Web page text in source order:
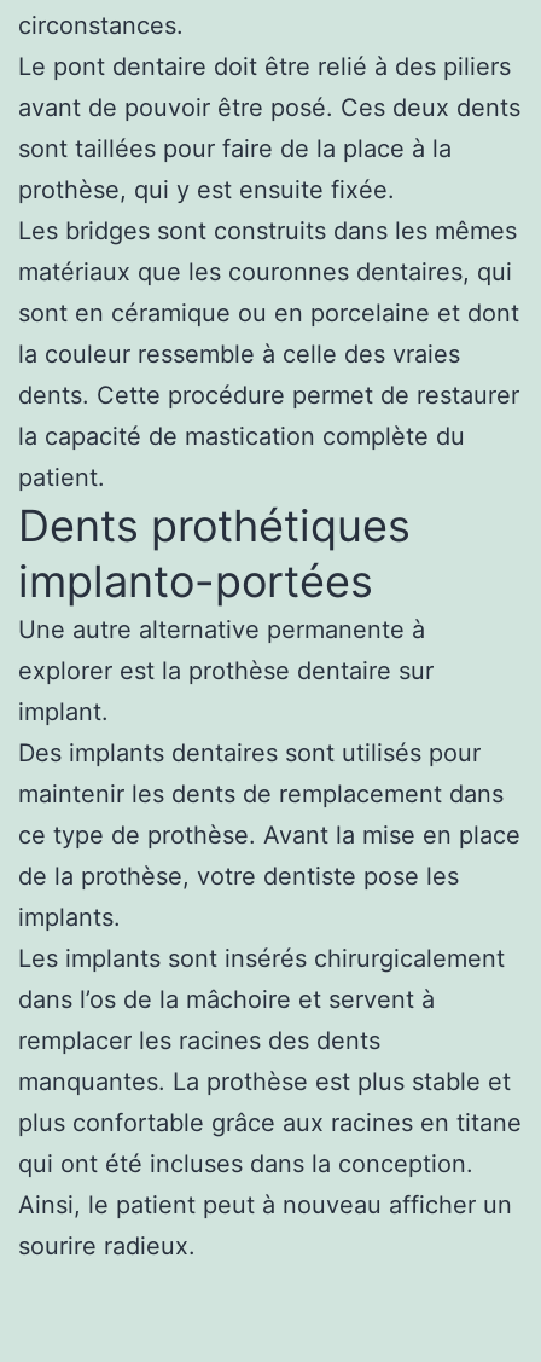
circonstances.
Le pont dentaire doit être relié à des piliers
avant de pouvoir être posé. Ces deux dents
sont taillées pour faire de la place à la
prothèse, qui y est ensuite fixée.
Les bridges sont construits dans les mêmes
matériaux que les couronnes dentaires, qui
sont en céramique ou en porcelaine et dont
la couleur ressemble à celle des vraies
dents. Cette procédure permet de restaurer
la capacité de mastication complète du
patient.
Dents prothétiques
implanto-portées
Une autre alternative permanente à
explorer est la prothèse dentaire sur
implant.
Des implants dentaires sont utilisés pour
maintenir les dents de remplacement dans
ce type de prothèse. Avant la mise en place
de la prothèse, votre dentiste pose les
implants.
Les implants sont insérés chirurgicalement
dans l’os de la mâchoire et servent à
remplacer les racines des dents
manquantes. La prothèse est plus stable et
plus confortable grâce aux racines en titane
qui ont été incluses dans la conception.
Ainsi, le patient peut à nouveau afficher un
sourire radieux.